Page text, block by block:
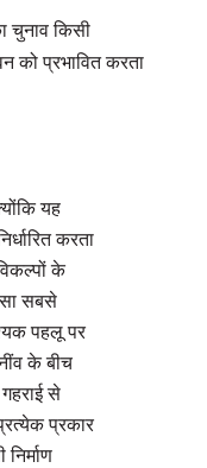
चुनाव किसी
को प्रभावित करता
यह
करता
के
सबसे
पहलू पर
के बीच
से
प्रकार